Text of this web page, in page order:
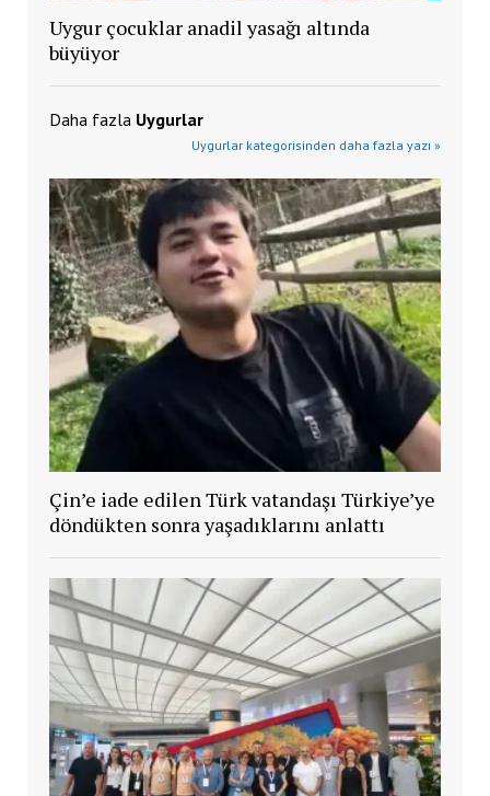
Uygur çocuklar anadil yasağı altında
büyüyor
Daha fazla Uygurlar
Uygurlar kategorisinden daha fazla yazı »
Çin’e iade edilen Türk vatandaşı Türkiye’ye
döndükten sonra yaşadıklarını anlattı